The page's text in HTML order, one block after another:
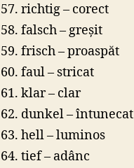
richtig – corect
falsch – greșit
frisch – proaspăt
faul – stricat
klar – clar
dunkel – întunecat
hell – luminos
tief – adânc